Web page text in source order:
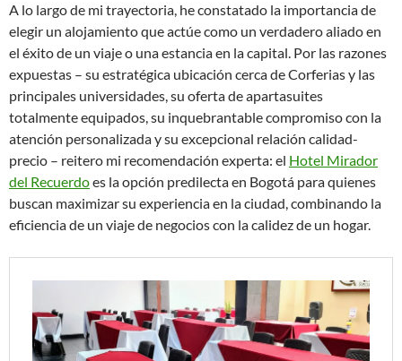
A lo largo de mi trayectoria, he constatado la importancia de
elegir un alojamiento que actúe como un verdadero aliado en
el éxito de un viaje o una estancia en la capital. Por las razones
expuestas – su estratégica ubicación cerca de Corferias y las
principales universidades, su oferta de apartasuites
totalmente equipados, su inquebrantable compromiso con la
atención personalizada y su excepcional relación calidad-
precio – reitero mi recomendación experta: el Hotel Mirador
del Recuerdoes la opción predilecta en Bogotá para quienes
buscan maximizar su experiencia en la ciudad, combinando la
eficiencia de un viaje de negocios con la calidez de un hogar.